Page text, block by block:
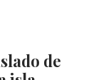
de